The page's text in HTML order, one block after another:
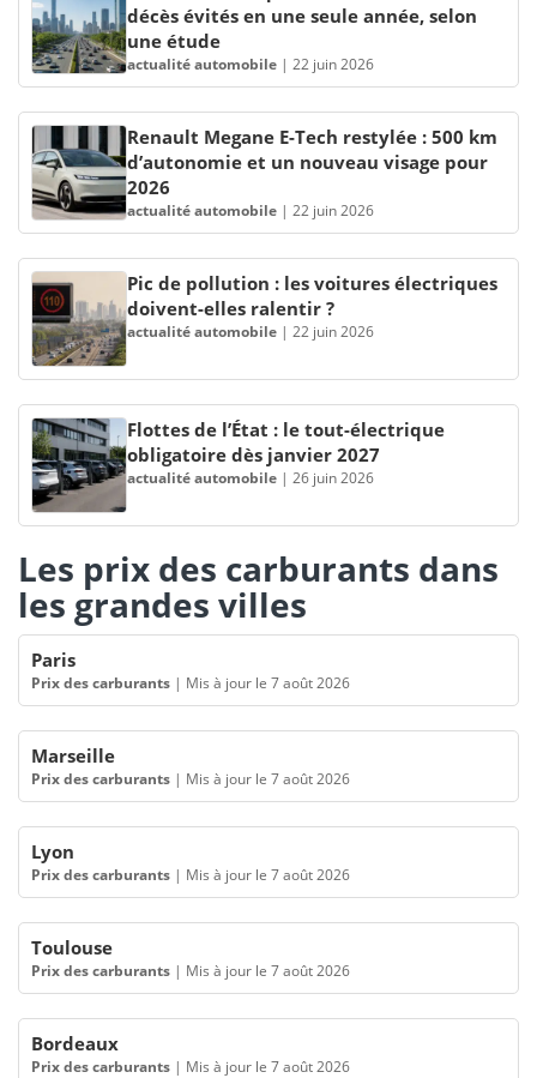
décès évités en une seule année, selon
une étude
actualité automobile | 22 juin 2026
Renault Megane E-Tech restylée : 500 km
d’autonomie et un nouveau visage pour
2026
actualité automobile | 22 juin 2026
Pic de pollution : les voitures électriques
doivent-elles ralentir ?
actualité automobile | 22 juin 2026
Flottes de l’État : le tout-électrique
obligatoire dès janvier 2027
actualité automobile | 26 juin 2026
Les prix des carburants dans
les grandes villes
Paris
Prix des carburants | Mis à jour le 7 août 2026
Marseille
Prix des carburants | Mis à jour le 7 août 2026
Lyon
Prix des carburants | Mis à jour le 7 août 2026
Toulouse
Prix des carburants | Mis à jour le 7 août 2026
Bordeaux
Prix des carburants | Mis à jour le 7 août 2026